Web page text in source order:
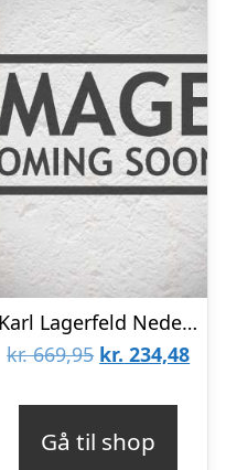
Karl Lagerfeld Nederdel – Organic Vision – Hvid m. Logoer
kr.669,95 Den
var:
kr. 234,48Den
Gå til shop